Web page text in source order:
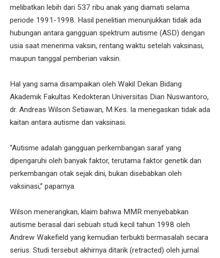
melibatkan lebih dari 537 ribu anak yang diamati selama
periode 1991-1998. Hasil penelitian menunjukkan tidak ada
hubungan antara gangguan spektrum autisme (ASD) dengan
usia saat menerima vaksin, rentang waktu setelah vaksinasi,
maupun tanggal pemberian vaksin.
Hal yang sama disampaikan oleh Wakil Dekan Bidang
Akademik Fakultas Kedokteran Universitas Dian Nuswantoro,
dr. Andreas Wilson Setiawan, M.Kes. Ia menegaskan tidak ada
kaitan antara autisme dan vaksinasi.
“Autisme adalah gangguan perkembangan saraf yang
dipengaruhi oleh banyak faktor, terutama faktor genetik dan
perkembangan otak sejak dini, bukan disebabkan oleh
vaksinasi,” paparnya.
Wilson menerangkan, klaim bahwa MMR menyebabkan
autisme berasal dari sebuah studi kecil tahun 1998 oleh
Andrew Wakefield yang kemudian terbukti bermasalah secara
serius. Studi tersebut akhirnya ditarik (retracted) oleh jurnal